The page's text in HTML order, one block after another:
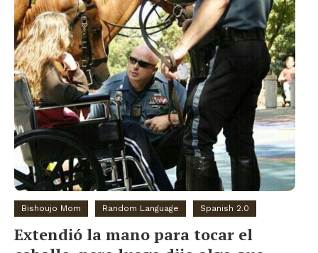
Bishoujo Mom Random Language Spanish 2.0
Extendió la mano para tocar el